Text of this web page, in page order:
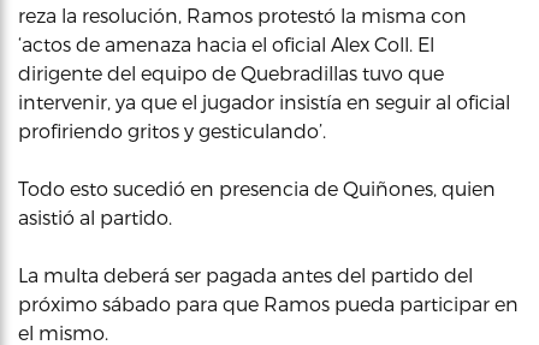
reza la resolución, Ramos protestó la misma con
‘actos de amenaza hacia el oficial Alex Coll. El
dirigente del equipo de Quebradillas tuvo que
intervenir, ya que el jugador insistía en seguir al oficial
profiriendo gritos y gesticulando’.
Todo esto sucedió en presencia de Quiñones, quien
asistió al partido.
La multa deberá ser pagada antes del partido del
próximo sábado para que Ramos pueda participar en
el mismo.